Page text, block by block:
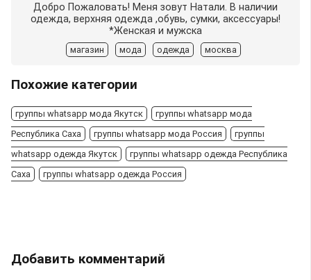
Добро Пожаловать! Меня зовут Натали. В наличии
одежда, верхняя одежда ,обувь, сумки, аксессуары!
*Женская и мужска
магазин мода одежда москва
Похожие категории
группы whatsapp мода Якутск
группы whatsapp мода
Республика Саха
группы whatsapp мода Россия
группы
whatsapp одежда Якутск
группы whatsapp одежда Республика
Саха
группы whatsapp одежда Россия
Добавить комментарий